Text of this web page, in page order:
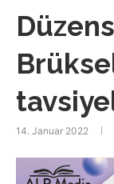
14. Januar 2022